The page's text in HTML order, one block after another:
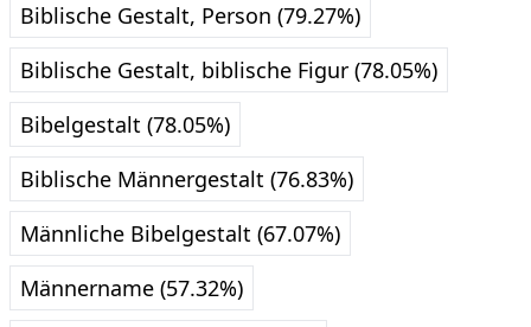
Biblische Gestalt, Person (79.27%)
Biblische Gestalt, biblische Figur (78.05%)
Bibelgestalt (78.05%)
Biblische Männergestalt (76.83%)
Männliche Bibelgestalt (67.07%)
Männername (57.32%)